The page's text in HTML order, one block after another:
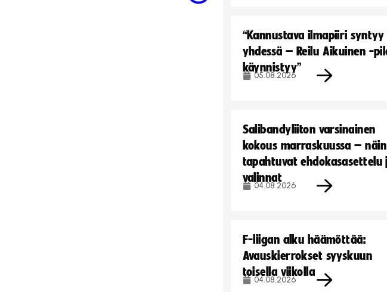
“Kannustava ilmapiiri syntyy
yhdessä – Reilu Aikuinen -
käynnistyy”
05.08.2026
Salibandyliiton varsinainen
kokous marraskuussa – näin
tapahtuvat ehdokasasettelu
valinnat
04.08.2026
F-liigan alku häämöttää:
Avauskierrokset syyskuun
toisella viikolla
04.08.2026